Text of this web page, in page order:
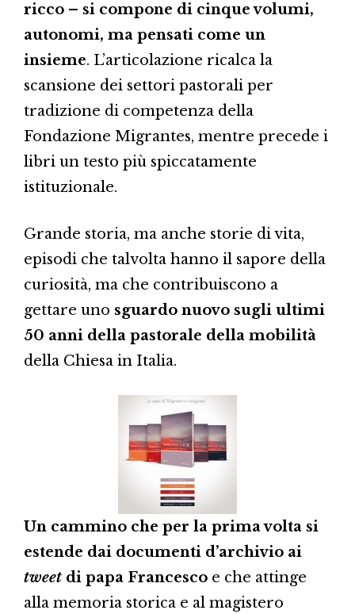
ricco – si compone di cinque volumi,
autonomi, ma pensati come un
insieme. L’articolazione ricalca la
scansione dei settori pastorali per
tradizione di competenza della
Fondazione Migrantes, mentre precede i
libri un testo più spiccatamente
istituzionale.
Grande storia, ma anche storie di vita,
episodi che talvolta hanno il sapore della
curiosità, ma che contribuiscono a
gettare uno sguardo nuovo sugli ultimi
50 anni della pastorale della mobilità
della Chiesa in Italia.
Un cammino che per la prima volta si
estende dai documenti d’archivio ai
tweet di papa Francesco e che attinge
alla memoria storica e al magistero